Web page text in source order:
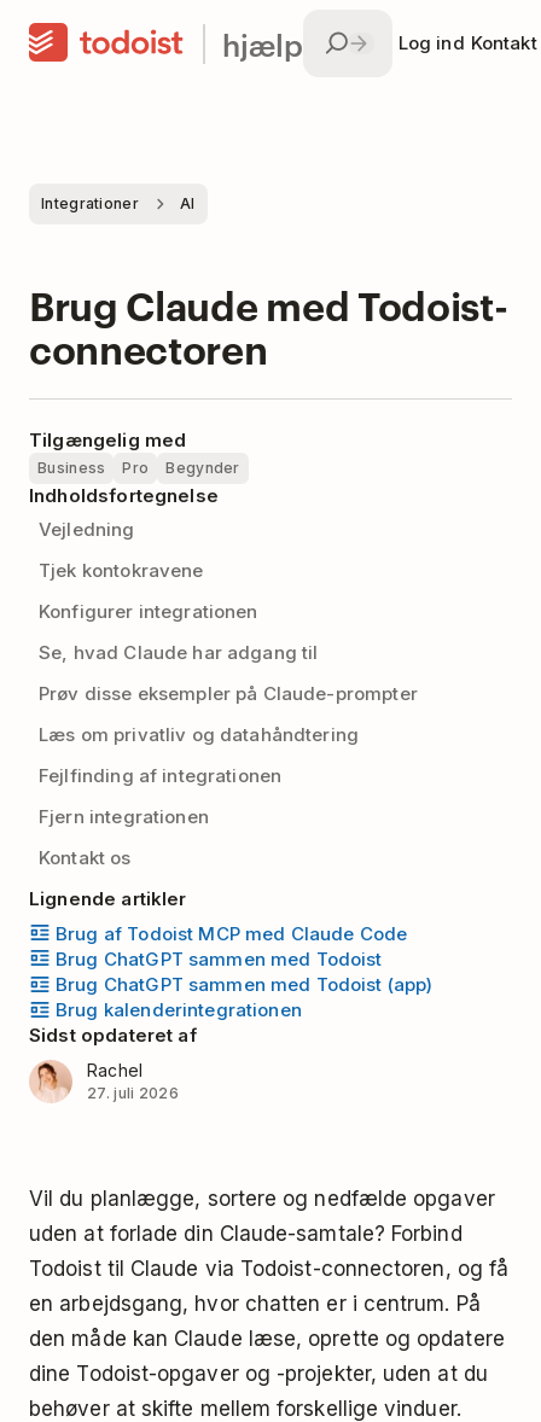
hjælp Log ind
Integrationer AI
Brug Claude med Todoist-
connectoren
Tilgængelig med
Business Pro Begynder
Indholdsfortegnelse
Vejledning
Tjek kontokravene
Konfigurer integrationen
Se, hvad Claude har adgang til
Prøv disse eksempler på Claude-prompter
Læs om privatliv og datahåndtering
Fejlfinding af integrationen
Fjern integrationen
Kontakt os
Lignende artikler
Brug af Todoist MCP med Claude Code
Brug ChatGPT sammen med Todoist
Brug ChatGPT sammen med Todoist (app)
Brug kalenderintegrationen
Sidst opdateret af
Rachel
27. juli 2026
Vil du planlægge, sortere og nedfælde opgaver
uden at forlade din Claude-samtale? Forbind
Todoist til Claude via Todoist-connectoren, og få
en arbejdsgang, hvor chatten er i centrum. På
den måde kan Claude læse, oprette og opdatere
dine Todoist-opgaver og -projekter, uden at du
behøver at skifte mellem forskellige vinduer.